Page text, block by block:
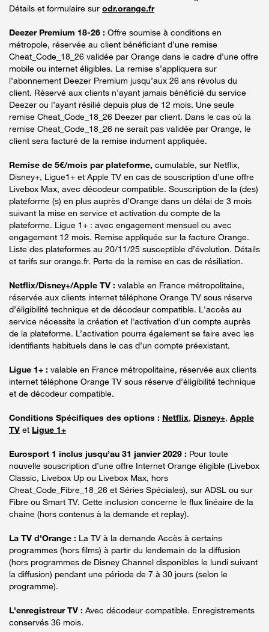
Détails et formulaire sur odr.orange.fr
Deezer Premium 18-26 : Offre soumise à conditions en
métropole, réservée au client bénéficiant d’une remise
Cheat_Code_18_26 validée par Orange dans le cadre d’une offre
mobile ou internet éligibles. La remise s’appliquera sur
l’abonnement Deezer Premium jusqu’aux 26 ans révolus du
client. Réservé aux clients n’ayant jamais bénéficié du service
Deezer ou l’ayant résilié depuis plus de 12 mois. Une seule
remise Cheat_Code_18_26 Deezer par client. Dans le cas où la
remise Cheat_Code_18_26 ne serait pas validée par Orange, le
client sera facturé de la remise indument appliquée.
Remise de 5€/mois par plateforme, cumulable, sur Netflix,
Disney+, Ligue1+ et Apple TV en cas de souscription d’une offre
Livebox Max, avec décodeur compatible. Souscription de la (des)
plateforme (s) en plus auprès d’Orange dans un délai de 3 mois
suivant la mise en service et activation du compte de la
plateforme. Ligue 1+ : avec engagement mensuel ou avec
engagement 12 mois. Remise appliquée sur la facture Orange.
Liste des plateformes au 20/11/25 susceptible d’évolution. Détails
et tarifs sur orange.fr. Perte de la remise en cas de résiliation.
Netflix/Disney+/Apple TV : valable en France métropolitaine,
réservée aux clients internet téléphone Orange TV sous réserve
d’éligibilité technique et de décodeur compatible. L'accès au
service nécessite la création et l'activation d'un compte auprès
de la plateforme. L’activation pourra également se faire avec les
identifiants habituels dans le cas d’un compte préexistant.
Ligue 1+ : valable en France métropolitaine, réservée aux clients
internet téléphone Orange TV sous réserve d’éligibilité technique
et de décodeur compatible.
Conditions Spécifiques des options : Netflix, Disney+, Apple
TV et Ligue 1+
Eurosport 1 inclus jusqu’au 31 janvier 2029 : Pour toute
nouvelle souscription d’une offre Internet Orange éligible (Livebox
Classic, Livebox Up ou Livebox Max, hors
Cheat_Code_Fibre_18_26 et Séries Spéciales), sur ADSL ou sur
Fibre ou Smart TV. Cette inclusion concerne le flux linéaire de la
chaine (hors contenus à la demande et replay).
La TV d'Orange : La TV à la demande Accès à certains
programmes (hors films) à partir du lendemain de la diffusion
(hors programmes de Disney Channel disponibles le lundi suivant
la diffusion) pendant une période de 7 à 30 jours (selon le
programme).
L'enregistreur TV : Avec décodeur compatible. Enregistrements
conservés 36 mois.